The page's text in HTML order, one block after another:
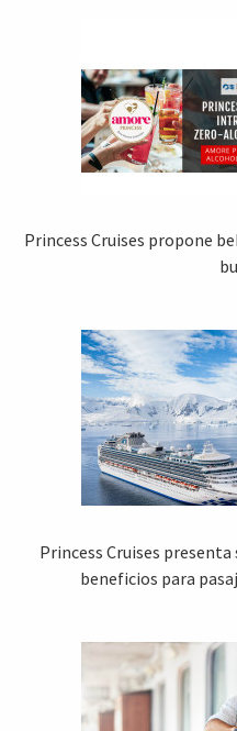
Princess Cruises propone
Princess Cruises presenta
beneficios para